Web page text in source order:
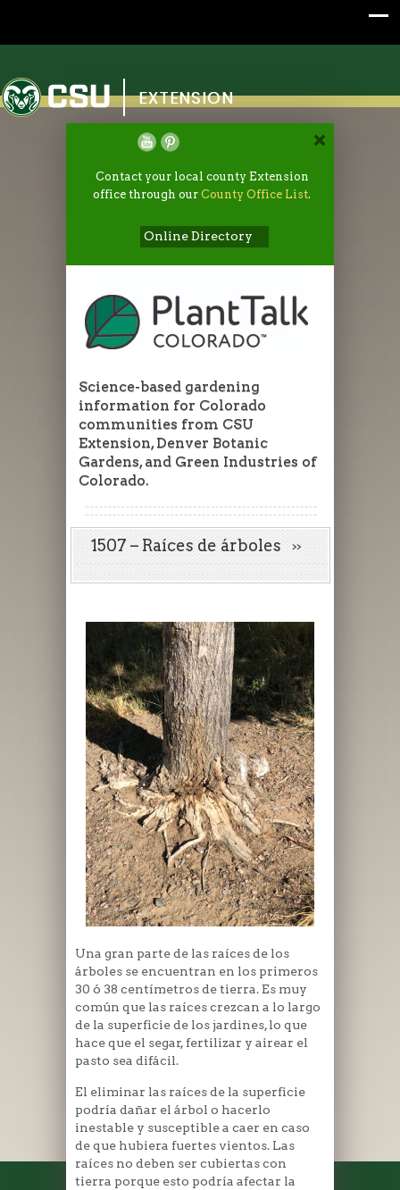
Colorado State University
EXTENSION
Contact your local county Extension
office through ourCounty Office List.
Online Directory
Science-based gardening
information for Colorado
communities from CSU
Extension, Denver Botanic
Gardens, and Green Industries of
Colorado.
1507 – Raíces de árboles
Una gran parte de las raíces de los
árboles se encuentran en los primeros
30 ó 38 centímetros de tierra. Es muy
común que las raíces crezcan a lo largo
de la superficie de los jardines, lo que
hace que el segar, fertilizar y airear el
pasto sea difácil.
El eliminar las raíces de la superficie
podría dañar el árbol o hacerlo
inestable y susceptible a caer en caso
de que hubiera fuertes vientos. Las
raíces no deben ser cubiertas con
tierra porque esto podría afectar la